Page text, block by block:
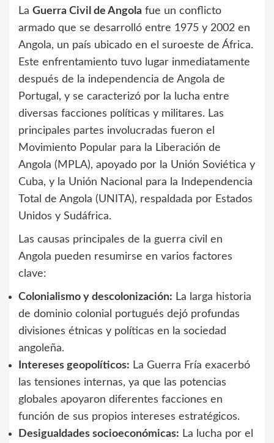
La Guerra Civil de Angola fue un conflicto
armado que se desarrolló entre 1975 y 2002 en
Angola, un país ubicado en el suroeste de África.
Este enfrentamiento tuvo lugar inmediatamente
después de la independencia de Angola de
Portugal, y se caracterizó por la lucha entre
diversas facciones políticas y militares. Las
principales partes involucradas fueron el
Movimiento Popular para la Liberación de
Angola (MPLA), apoyado por la Unión Soviética y
Cuba, y la Unión Nacional para la Independencia
Total de Angola (UNITA), respaldada por Estados
Unidos y Sudáfrica.
Las causas principales de la guerra civil en
Angola pueden resumirse en varios factores
clave:
Colonialismo y descolonización: La larga historia
de dominio colonial portugués dejó profundas
divisiones étnicas y políticas en la sociedad
angoleña.
Intereses geopolíticos: La Guerra Fría exacerbó
las tensiones internas, ya que las potencias
globales apoyaron diferentes facciones en
función de sus propios intereses estratégicos.
Desigualdades socioeconómicas: La lucha por el